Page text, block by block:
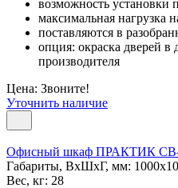
возможность установки
максимальная нагрузка
поставляются в
опция: окраска дверей в
производителя
Цена: Звоните!
Уточнить наличие
Офисный шкаф ПРАКТИК СВ-
Габариты, ВxШxГ, мм:
Вес, кг: 28